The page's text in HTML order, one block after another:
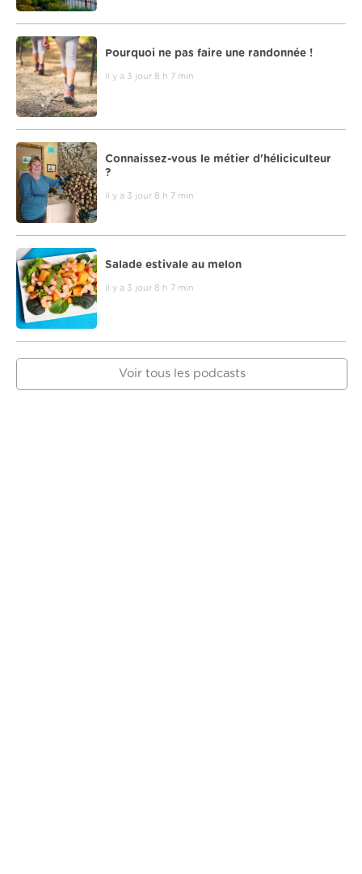
Pourquoi ne pas faire une randonnée !
il y a 3 jour 8 h 7 min
Connaissez-vous le métier d'héliciculteur
?
il y a 3 jour 8 h 7 min
Salade estivale au melon
il y a 3 jour 8 h 7 min
Voir tous les podcasts